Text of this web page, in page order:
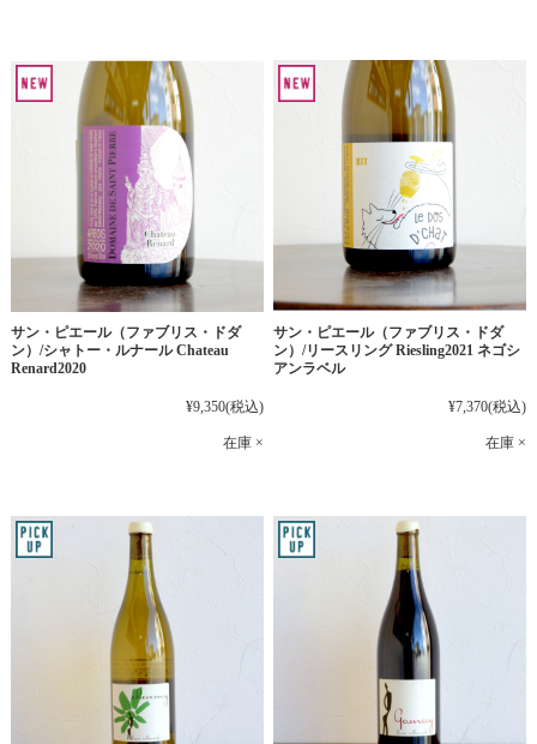
サン・ピエール（ファブリス・ドダ
ン）/シャトー・ルナール Chateau
Renard2020
¥9,350(税込)
在庫 ×
サン・ピエール（ファブリス・ドダ
ン）/リースリング Riesling2021 ネゴシ
アンラベル
¥7,370(税込)
在庫 ×